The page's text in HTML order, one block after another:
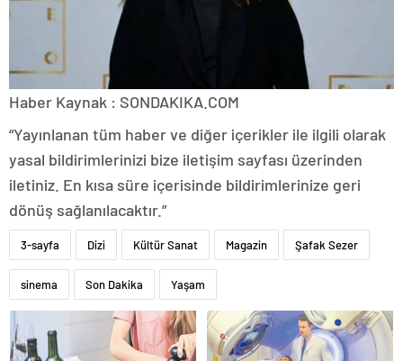
Haber Kaynak : SONDAKIKA.COM
“Yayınlanan tüm haber ve diğer içerikler ile ilgili olarak
yasal bildirimlerinizi bize iletişim sayfası üzerinden
iletiniz. En kısa süre içerisinde bildirimlerinize geri
dönüş sağlanılacaktır.”
3-sayfa Dizi Kültür Sanat Magazin Şafak Sezer
sinema Son Dakika Yaşam